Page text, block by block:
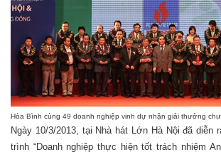
Hòa Bình cùng 49 doanh nghiệp vinh dự nhận giải thưởng
Ngày 10/3/2013, tại Nhà hát Lớn Hà Nội đã diễn
trình “Doanh nghiệp thực hiện tốt trách nhiệm